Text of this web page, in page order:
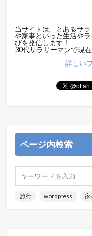
当サイトは、とあるサ
や家事といった生活や
びを発信します！
30代サラリーマンで現
詳しい
ページ内検索
旅行 wordpress 家